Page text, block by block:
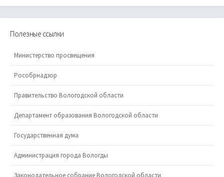
Полезные ссылки
Министерство просвещения
Рособрнадзор
Правительство Вологодской области
Департамент образования Вологодской области
Государственная дума
Администрация города Вологды
Законодательное собрание Вологодской области